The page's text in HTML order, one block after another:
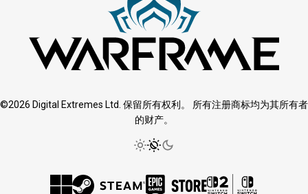
©2026 Digital Extremes Ltd. 保留所有权利。 所有注册商标均为其所有者
的财产。